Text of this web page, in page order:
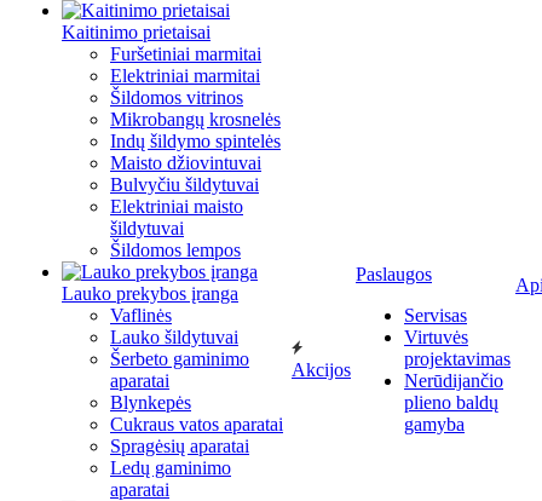
Kaitinimo prietaisai
Furšetiniai marmitai
Elektriniai marmitai
Šildomos vitrinos
Mikrobangų krosnelės
Indų šildymo spintelės
Maisto džiovintuvai
Bulvyčiu šildytuvai
Elektriniai maisto
šildytuvai
Šildomos lempos
Lauko prekybos įranga
Vaflinės
Lauko šildytuvai
Šerbeto gaminimo
aparatai
Blynkepės
Cukraus vatos aparatai
Spragėsių aparatai
Ledų gaminimo
aparatai
Akcijos
Paslaugos
Servisas
Virtuvės
projektavimas
Nerūdijančio
plieno baldų
gamyba